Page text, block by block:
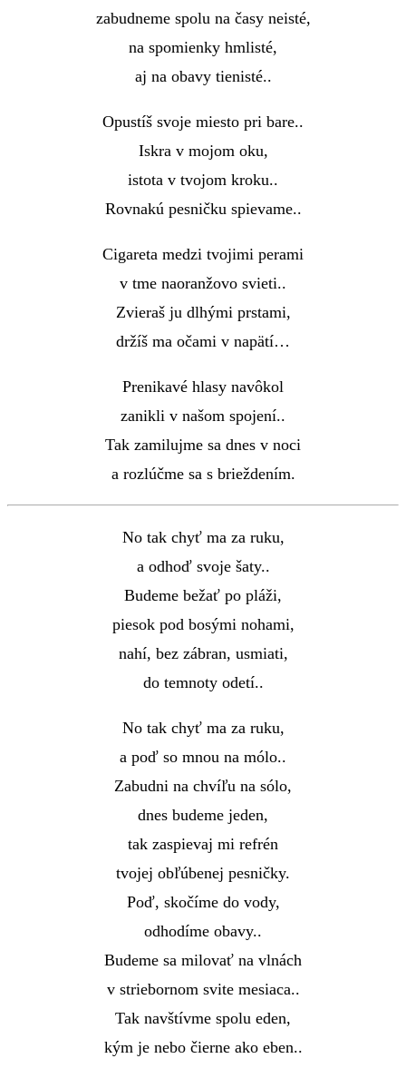
zabudneme spolu na časy neisté,
na spomienky hmlisté,
aj na obavy tienisté..
Opustíš svoje miesto pri bare..
Iskra v mojom oku,
istota v tvojom kroku..
Rovnakú pesničku spievame..
Cigareta medzi tvojimi perami
v tme naoranžovo svieti..
Zvieraš ju dlhými prstami,
držíš ma očami v napätí…
Prenikavé hlasy navôkol
zanikli v našom spojení..
Tak zamilujme sa dnes v noci
a rozlúčme sa s brieždením.
No tak chyť ma za ruku,
a odhoď svoje šaty..
Budeme bežať po pláži,
piesok pod bosými nohami,
nahí, bez zábran, usmiati,
do temnoty odetí..
No tak chyť ma za ruku,
a poď so mnou na mólo..
Zabudni na chvíľu na sólo,
dnes budeme jeden,
tak zaspievaj mi refrén
tvojej obľúbenej pesničky.
Poď, skočíme do vody,
odhodíme obavy..
Budeme sa milovať na vlnách
v striebornom svite mesiaca..
Tak navštívme spolu eden,
kým je nebo čierne ako eben..